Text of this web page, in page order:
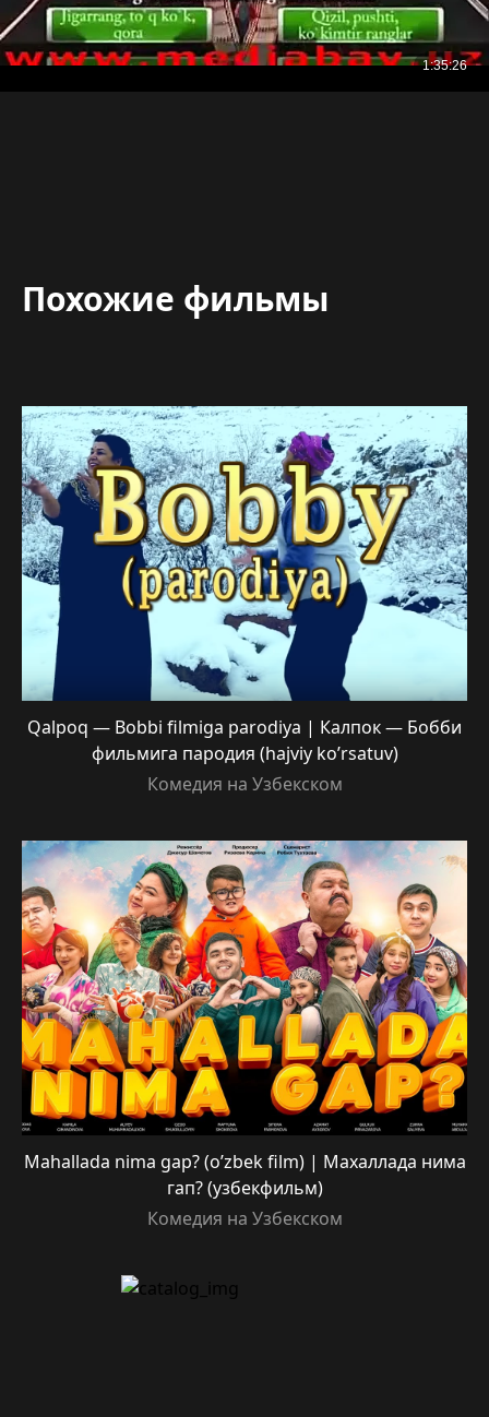
Похожие фильмы
Qalpoq — Bobbi filmiga parodiya | Калпок — Бобби
фильмига пародия (hajviy ko’rsatuv)
Комедия на Узбекском
Mahallada nima gap? (o’zbek film) | Махаллада нима
гап? (узбекфильм)
Комедия на Узбекском